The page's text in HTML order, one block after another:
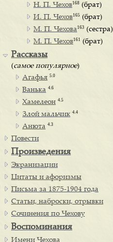
Н. П. Чехов168 (брат)
И. П. Чехов165 (брат)
М. П. Чехова 163 (сестра)
М. П. Чехов161 (брат)
Рассказы
(самое популярное)
Агафья 5.0
Ванька 4.6
Хамелеон 4.5
Злой мальчик 4.4
Анюта 4.3
Повести
Произведения
Экранизации
Цитаты и афоризмы
Письма за 1875-1904 года
Статьи, наброски, отрывки
Сочинения по Чехову
Воспоминания
Имени Чехова